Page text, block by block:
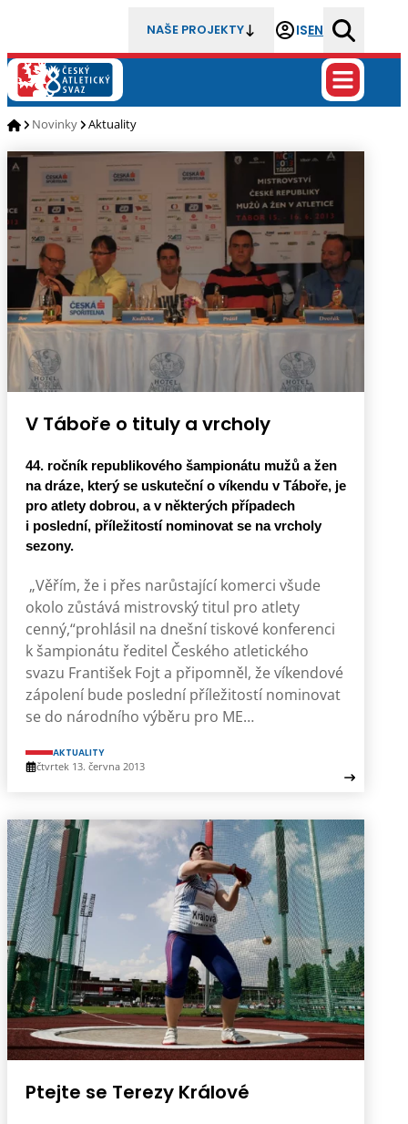
NAŠE PROJEKTY ISEN
Novinky Aktuality
V Táboře o tituly a vrcholy
44. ročník republikového šampionátu mužů a žen
na dráze, který se uskuteční o víkendu v Táboře, je
pro atlety dobrou, a v některých případech
i poslední, příležitostí nominovat se na vrcholy
sezony.
„Věřím, že i přes narůstající komerci všude
okolo zůstává mistrovský titul pro atlety
cenný,“prohlásil na dnešní tiskové konferenci
k šampionátu ředitel Českého atletického
svazu František Fojt a připomněl, že víkendové
zápolení bude poslední příležitostí nominovat
se do národního výběru pro ME…
AKTUALITY
čtvrtek 13. června 2013
Ptejte se Terezy Králové